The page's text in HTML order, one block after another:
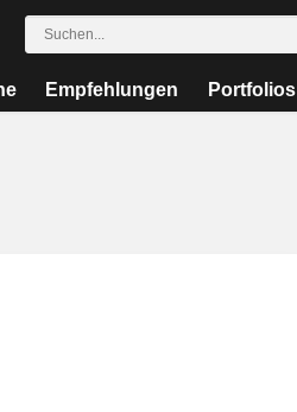
Empfehlungen Portfolios